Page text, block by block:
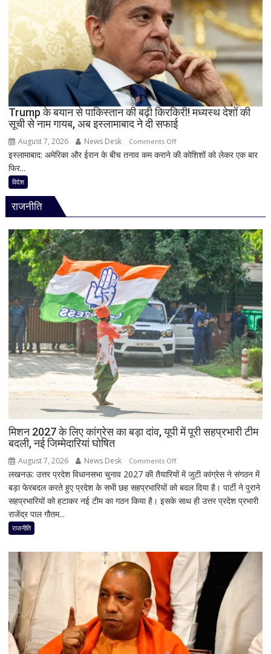
रहा
Bank
of
Baroda?
सीनियर
सिटीजन
को
मिल
ज्यादा
दरें
Trump के बयान से पाकिस्तान की बढ़ी किरकिरी! मध्यस्थ देशों की
सूची से नाम गायब, अब इस्लामाबाद ने दी सफाई
August 7, 2026 News Desk Comments Offon
Trump
बढ़ी
किरकिरी!
मध्यस्थ
देशों
की
सूची
से
नाम
गायब,
इस्लामाबाद
दी
इस्लामाबाद: अमेरिका और ईरान के बीच तनाव कम कराने की कोशिशों को लेकर एक बार
फिर...
विदेश
राजनीति
मिशन 2027 के लिए कांग्रेस का बड़ा दांव, यूपी में पूरी सहप्रभारी टीम
बदली, नई जिम्मेदारियां घोषित
August 7, 2026 News Desk Comments Offon
मिशन
2027
के
बड़ा
दांव,
में
पूरी
सहप्रभारी
टीम
बदली,
लखनऊ: उत्तर प्रदेश विधानसभा चुनाव 2027 की तैयारियों में जुटी कांग्रेस ने संगठन में
बड़ा फेरबदल करते हुए प्रदेश के सभी छह सहप्रभारियों को बदल दिया है। पार्टी ने पुराने
सहप्रभारियों को हटाकर नई टीम का गठन किया है। इसके साथ ही उत्तर प्रदेश प्रभारी
राजेंद्र पाल गौतम...
राजनीति